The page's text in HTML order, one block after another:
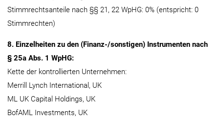
Stimmrechtsanteile nach §§ 21, 22 WpHG: 0% (entspricht: 0
Stimmrechten)
8. Einzelheiten zu den (Finanz-/sonstigen) Instrumenten nach
§ 25a Abs. 1 WpHG:
Kette der kontrollierten Unternehmen:
Merrill Lynch International, UK
ML UK Capital Holdings, UK
BofAML Investments, UK